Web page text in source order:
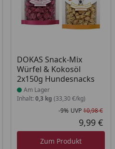
in ProzentPreis
Preis
DOKAS Snack-Mix
Würfel & Kokosöl
2x150g Hundesnacks
Produkt am Lager
Am Lager
Inhalt: 0,3 kg (33,30 €/kg)
-9% UVP10,98 €
9,99 €
Zum Produkt